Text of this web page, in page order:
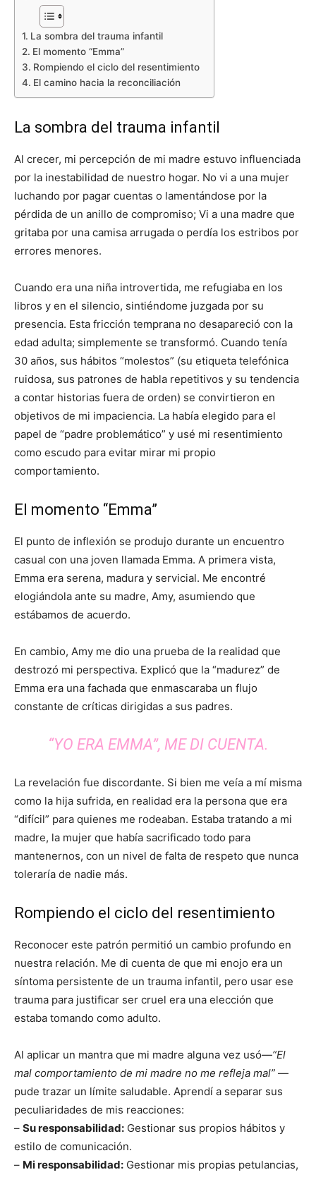
La sombra del trauma infantil
El momento “Emma”
Rompiendo el ciclo del resentimiento
El camino hacia la reconciliación
La sombra del trauma infantil
Al crecer, mi percepción de mi madre estuvo influenciada
por la inestabilidad de nuestro hogar. No vi a una mujer
luchando por pagar cuentas o lamentándose por la
pérdida de un anillo de compromiso; Vi a una madre que
gritaba por una camisa arrugada o perdía los estribos por
errores menores.
Cuando era una niña introvertida, me refugiaba en los
libros y en el silencio, sintiéndome juzgada por su
presencia. Esta fricción temprana no desapareció con la
edad adulta; simplemente se transformó. Cuando tenía
30 años, sus hábitos “molestos” (su etiqueta telefónica
ruidosa, sus patrones de habla repetitivos y su tendencia
a contar historias fuera de orden) se convirtieron en
objetivos de mi impaciencia. La había elegido para el
papel de “padre problemático” y usé mi resentimiento
como escudo para evitar mirar mi propio
comportamiento.
El momento “Emma”
El punto de inflexión se produjo durante un encuentro
casual con una joven llamada Emma. A primera vista,
Emma era serena, madura y servicial. Me encontré
elogiándola ante su madre, Amy, asumiendo que
estábamos de acuerdo.
En cambio, Amy me dio una prueba de la realidad que
destrozó mi perspectiva. Explicó que la “madurez” de
Emma era una fachada que enmascaraba un flujo
constante de críticas dirigidas a sus padres.
“YO ERA EMMA”, ME DI CUENTA.
La revelación fue discordante. Si bien me veía a mí misma
como la hija sufrida, en realidad era la persona que era
“difícil” para quienes me rodeaban. Estaba tratando a mi
madre, la mujer que había sacrificado todo para
mantenernos, con un nivel de falta de respeto que nunca
toleraría de nadie más.
Rompiendo el ciclo del resentimiento
Reconocer este patrón permitió un cambio profundo en
nuestra relación. Me di cuenta de que mi enojo era un
síntoma persistente de un trauma infantil, pero usar ese
trauma para justificar ser cruel era una elección que
estaba tomando como adulto.
Al aplicar un mantra que mi madre alguna vez usó—“El
mal comportamiento de mi madre no me refleja mal” —
pude trazar un límite saludable. Aprendí a separar sus
peculiaridades de mis reacciones:
– Su responsabilidad: Gestionar sus propios hábitos y
estilo de comunicación.
– Mi responsabilidad: Gestionar mis propias petulancias,